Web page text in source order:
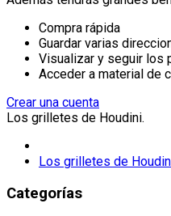
Compra rápida
Guardar varias
Visualizar y seguir los
Acceder a material de
Crear una cuenta
Los grilletes de Houdini.
Los grilletes de
Categorías